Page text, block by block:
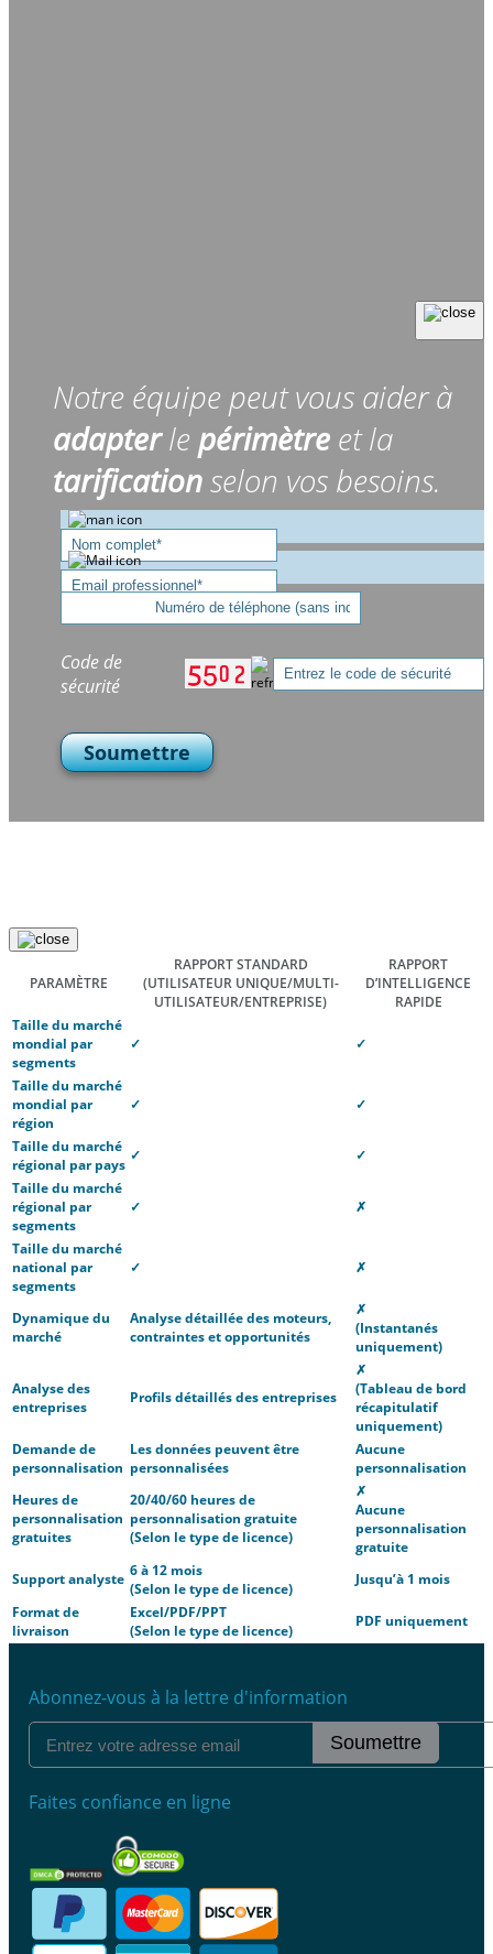
Notre équipe peut vous aider à
adapterle périmètre et la
tarificationselon vos besoins.
Code de
sécurité
Soumettre
PARAMÈTRE
RAPPORT STANDARD
(UTILISATEUR UNIQUE/MULTI-
UTILISATEUR/ENTREPRISE)
RAPPORT
D’INTELLIGENCE
RAPIDE
Taille du marché
mondial par
segments
✓ ✓
Taille du marché
mondial par
région
✓ ✓
Taille du marché
régional par pays
✓
✓
Taille du marché
régional par
segments
✓ ✗
Taille du marché
national par
segments
✓ ✗
Dynamique du
marché
Analyse détaillée des moteurs,
contraintes et opportunités
✗
(Instantanés
uniquement)
Analyse des
entreprises
Profils détaillés des entreprises
✗
(Tableau de bord
récapitulatif
uniquement)
Demande de
personnalisation
Les données peuvent être
personnalisées
Aucune
personnalisation
Heures de
personnalisation
gratuites
20/40/60 heures de
personnalisation gratuite
(Selon le type de licence)
✗
Aucune
personnalisation
gratuite
Support analyste 6 à 12 mois
(Selon le type de licence)
Jusqu’à 1 mois
Format de
livraison
Excel/PDF/PPT
(Selon le type de licence)
PDF uniquement
Abonnez-vous à la lettre d'information
Soumettre
Faites confiance en ligne